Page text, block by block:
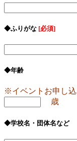
◆ふりがな [必須]
◆年齢
※イベントお申し込
歳
◆学校名・団体名など